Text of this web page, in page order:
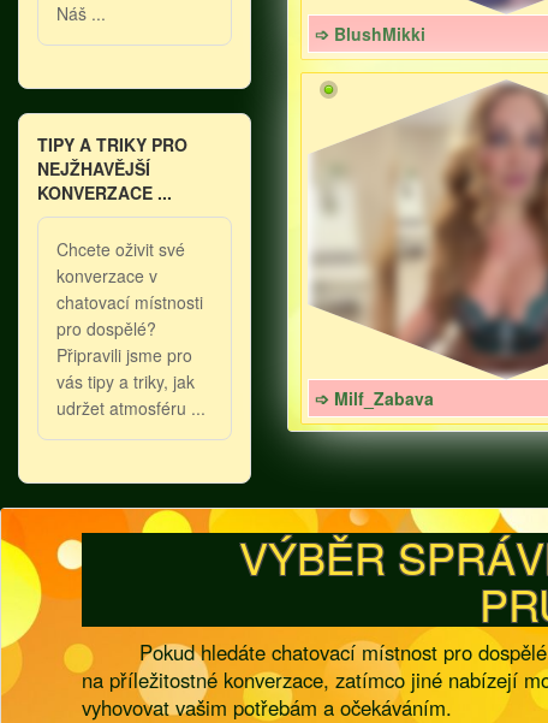
Náš ...
TIPY A TRIKY PRO
NEJŽHAVĚJŠÍ
KONVERZACE ...
Chcete oživit své
konverzace v
chatovací místnosti
pro dospělé?
Připravili jsme pro
vás tipy a triky, jak
udržet atmosféru ...
➩ BlushMikki
➩ Milf_Zabava
VÝBĚR
Pokud hledáte chatovací místnost pro
na příležitostné konverzace, zatímco jiné nabízejí
vyhovovat vašim potřebám a očekáváním.